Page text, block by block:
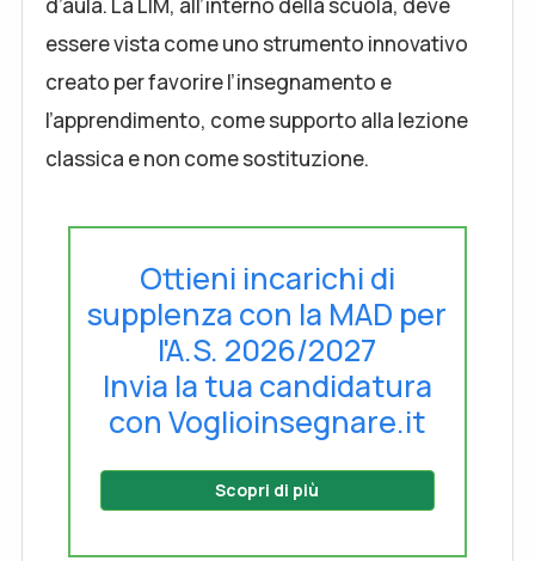
essere vista come uno strumento innovativo
creato per favorire l’insegnamento e
l’apprendimento, come supporto alla lezione
classica e non come sostituzione.
Ottieni incarichi di
supplenza con la MAD per
l'A.S. 2026/2027
Invia la tua candidatura
con Voglioinsegnare.it
Scopri di più